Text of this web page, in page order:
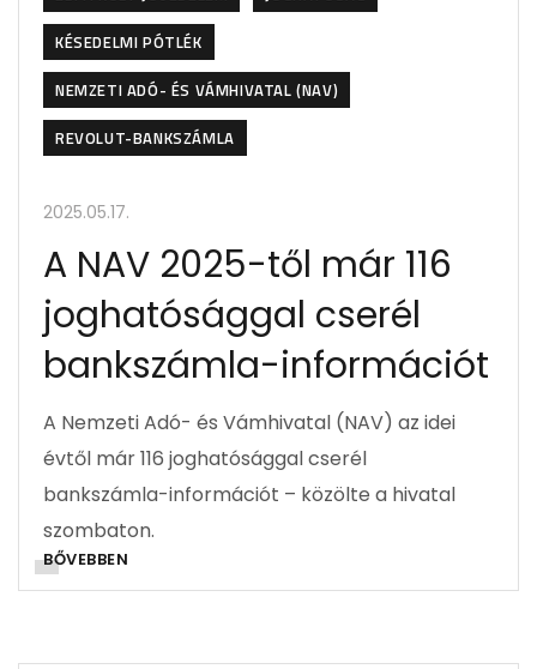
KÉSEDELMI PÓTLÉK
NEMZETI ADÓ- ÉS VÁMHIVATAL (NAV)
REVOLUT-BANKSZÁMLA
2025.05.17.
A NAV 2025-től már 116
joghatósággal cserél
bankszámla-információt
A Nemzeti Adó- és Vámhivatal (NAV) az idei
évtől már 116 joghatósággal cserél
bankszámla-információt – közölte a hivatal
szombaton.
BŐVEBBEN